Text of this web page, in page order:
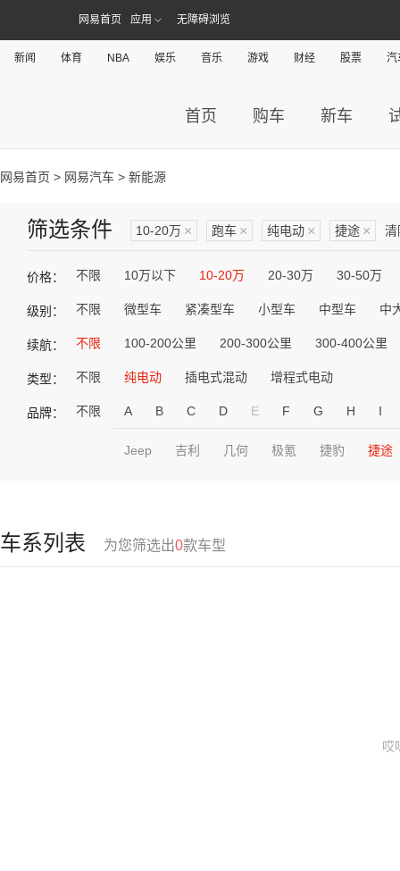
网易首页 应用 无障碍浏览
新闻 体育 NBA 娱乐 音乐 游戏 财经 股票 汽
首页 购车 新车
网易首页 > 网易汽车 > 新能源
筛选条件 10-20万 × 跑车 × 纯电动 × 捷途 × 清
价格： 不限 10万以下 10-20万 20-30万 30-50万
级别： 不限 微型车 紧凑型车 小型车 中型车 中
续航： 不限 100-200公里 200-300公里 300-400公里
类型： 不限 纯电动 插电式混动 增程式电动
品牌： 不限 A B C D E F G H I
Jeep 吉利 几何 极氪 捷豹 捷途
车系列表 为您筛选出0款车型
哎